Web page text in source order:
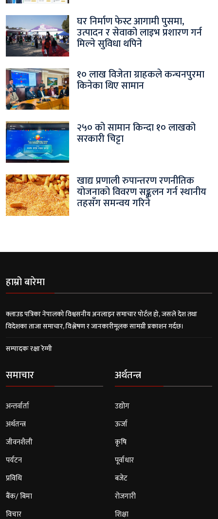
घर निर्माण फेस्ट आगामी पुसमा,
उत्पादन र सेवाको लाइभ प्रशारण गर्न
मिल्ने सुविधा थपिने
१० लाख विजेता ग्राहकले कन्चनपुरमा
किनेका थिए सामान
२५० को सामान किन्दा १० लाखको
सरकारी चिट्टा
खाद्य प्रणाली रुपान्तरण रणनीतिक
योजनाको विवरण सङ्कलन गर्न स्थानीय
तहसँग समन्वय गरिने
हाम्रो बारेमा
क्लाउड पत्रिका नेपालको विश्वसनीय अनलाइन समाचार पोर्टल हो, जसले देश तथा
विदेशका ताजा समाचार, विश्लेषण र जानकारीमूलक सामग्री प्रकाशन गर्दछ।
सम्पादकः रक्षा रेग्मी
समाचार
अन्तर्वार्ता
अर्थतन्त्र
जीवनशैली
पर्यटन
प्रविधि
बैंक/ बिमा
विचार
अर्थतन्त्र
उद्योग
ऊर्जा
कृषि
पूर्वाधार
बजेट
रोजगारी
शिक्षा